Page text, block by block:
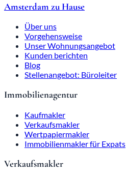
Amsterdam zu Hause
Über uns
Vorgehensweise
Unser Wohnungsangebot
Kunden berichten
Blog
Stellenangebot: Büroleiter
Immobilienagentur
Kaufmakler
Verkaufsmakler
Wertpapiermakler
Immobilienmakler für Expats
Verkaufsmakler